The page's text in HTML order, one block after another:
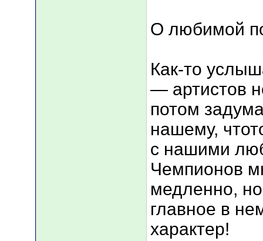
О любимой
Как-то
— артистов
потом
нашему,
с нашими
Чемпионов
медленно,
главное в
характер!